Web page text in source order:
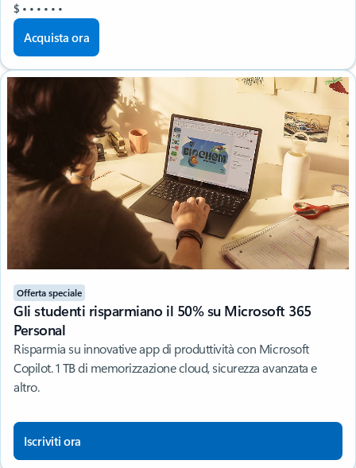
$ • • • • • •
Acquista ora
Offerta speciale
Gli studenti risparmiano il 50% su Microsoft 365
Personal
Risparmia su innovative app di produttività con Microsoft
Copilot. 1 TB di memorizzazione cloud, sicurezza avanzata e
altro.
Iscriviti ora